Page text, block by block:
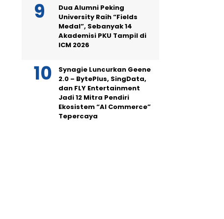
Dua Alumni Peking
University Raih “Fields
Medal”, Sebanyak 14
Akademisi PKU Tampil di
ICM 2026
Synagie Luncurkan Geene
2.0 – BytePlus, SingData,
dan FLY Entertainment
Jadi 12 Mitra Pendiri
Ekosistem “AI Commerce”
Tepercaya